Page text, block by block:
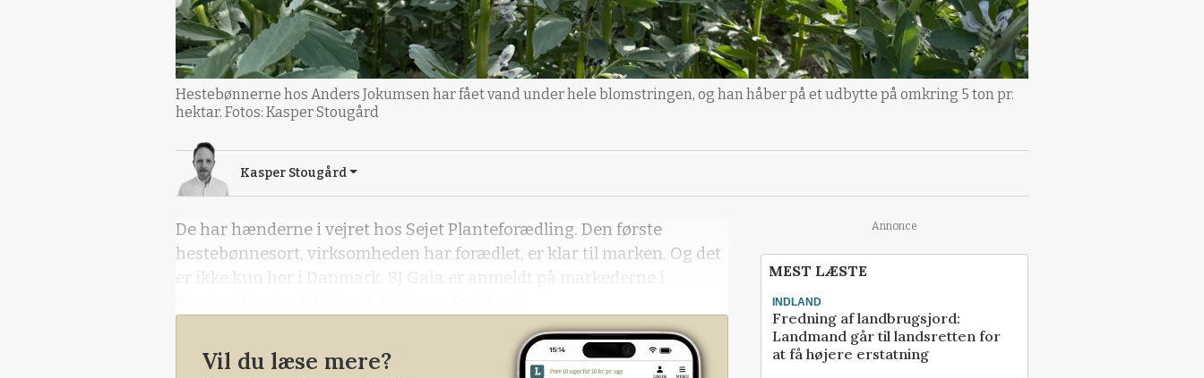
Hestebønnerne hos Anders Jokumsen har fået vand under hele blomstringen, og han håber på et udbytte på omkring 5 ton pr.
hektar. Fotos: Kasper Stougård
Kasper Stougård
De har hænderne i vejret hos Sejet Planteforædling. Den første
hestebønnesort, virksomheden har forædlet, er klar til marken. Og det
er ikke kun her i Danmark. SJ Gaia er anmeldt på markederne i
Vil du læse mere?
Annonce
MEST LÆSTE
INDLAND
Fredning af landbrugsjord:
Landmand går til landsretten for
at få højere erstatning